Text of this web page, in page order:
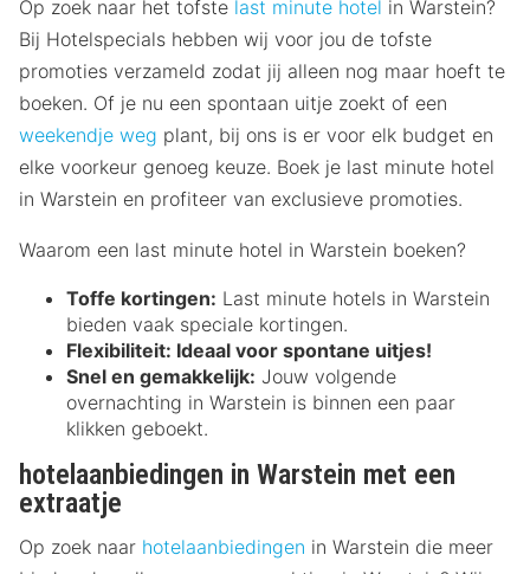
Op zoek naar het tofste last minute hotel in Warstein?
Bij Hotelspecials hebben wij voor jou de tofste
promoties verzameld zodat jij alleen nog maar hoeft te
boeken. Of je nu een spontaan uitje zoekt of een
weekendje weg plant, bij ons is er voor elk budget en
elke voorkeur genoeg keuze. Boek je last minute hotel
in Warstein en profiteer van exclusieve promoties.
Waarom een last minute hotel in Warstein boeken?
Toffe kortingen: Last minute hotels in Warstein
bieden vaak speciale kortingen.
Flexibiliteit: Ideaal voor spontane uitjes!
Snel en gemakkelijk: Jouw volgende
overnachting in Warstein is binnen een paar
klikken geboekt.
hotelaanbiedingen in Warstein met een
extraatje
Op zoek naar hotelaanbiedingen in Warstein die meer